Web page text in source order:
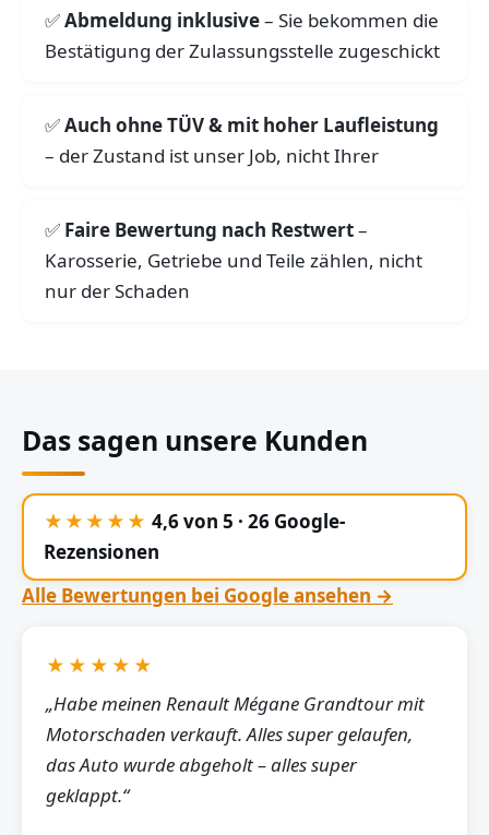
Abmeldung inklusive– Sie bekommen die
Bestätigung der Zulassungsstelle zugeschickt
Auch ohne TÜV & mit hoher Laufleistung
– der Zustand ist unser Job, nicht Ihrer
Faire Bewertung nach Restwert–
Karosserie, Getriebe und Teile zählen, nicht
nur der Schaden
Das sagen unsere Kunden
★★★★★ 4,6 von 5 · 26 Google-
Rezensionen
Alle Bewertungen bei Google ansehen →
★★★★★
„Habe meinen Renault Mégane Grandtour mit
Motorschaden verkauft. Alles super gelaufen,
das Auto wurde abgeholt – alles super
geklappt.“